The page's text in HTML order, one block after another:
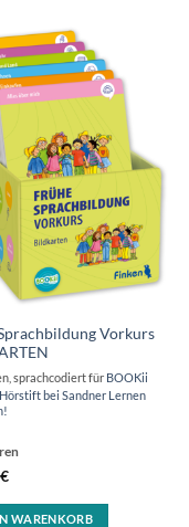
Vorkurs
€
sprachcodiert für BOOKii
bei Sandner Lernen
WARENKORB